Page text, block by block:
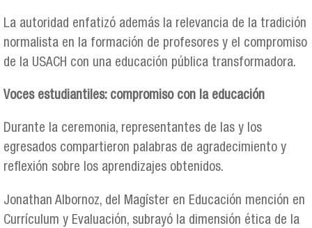
La autoridad enfatizó además la relevancia de la tradición
normalista en la formación de profesores y el compromiso
de la USACH con una educación pública transformadora.
Voces estudiantiles: compromiso con la educación
Durante la ceremonia, representantes de las y los
egresados compartieron palabras de agradecimiento y
reflexión sobre los aprendizajes obtenidos.
Jonathan Albornoz, del Magíster en Educación mención en
Currículum y Evaluación, subrayó la dimensión ética de la